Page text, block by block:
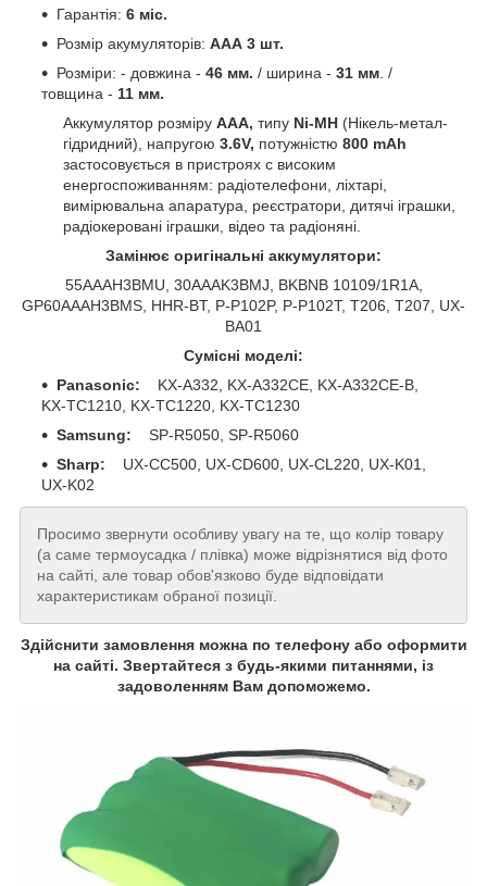
Гарантія: 6 міс.
Розмір акумуляторів: AАА 3 шт.
Розміри: - довжина - 46 мм. / ширина - 31 мм . /
товщина - 11 мм.
Аккумулятор розміру ААА, типу Ni-MH (Нікель-метал-
гідридний), напругою 3.6V, потужністю 800 mAh
застосовується в пристроях c високим
енергоспоживанням: радіотелефони, ліхтарі,
вимірювальна апаратура, реєстратори, дитячі іграшки,
радіокеровані іграшки, відео та радіоняні.
Замінює оригінальні аккумулятори:
55AAAH3BMU, 30AAAK3BMJ, BKBNB 10109/1R1A,
GP60AAAH3BMS, HHR-BT, P-P102P, P-P102T, T206, T207, UX-
BA01
Сумісні моделі:
Panasonic: KX-A332, KX-A332CE, KX-A332CE-B,
KX-TC1210, KX-TC1220, KX-TC1230
Samsung: SP-R5050, SP-R5060
Sharp: UX-CC500, UX-CD600, UX-CL220, UX-K01,
UX-K02
Просимо звернути особливу увагу на те, що колір товару
(а саме термоусадка / плівка) може відрізнятися від фото
на сайті, але товар обов'язково буде відповідати
характеристикам обраної позиції.
Здійснити замовлення можна по телефону або оформити
на сайті. Звертайтеся з будь-якими питаннями, із
задоволенням Вам допоможемо.